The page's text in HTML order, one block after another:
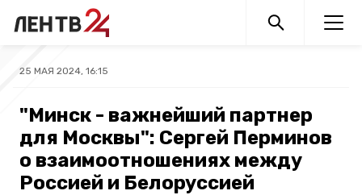
25 МАЯ 2024, 16:15
"Минск - важнейший партнер
для Москвы": Сергей Перминов
о взаимоотношениях между
Россией и Белоруссией